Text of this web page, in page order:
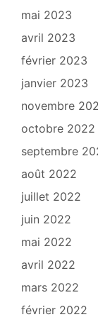
mai 2023
avril 2023
février 2023
janvier 2023
novembre
octobre 2022
septembre
août 2022
juillet 2022
juin 2022
mai 2022
avril 2022
mars 2022
février 2022